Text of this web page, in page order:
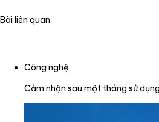
Bài liên quan
Công nghệ
Cảm nhận sau một tháng sử